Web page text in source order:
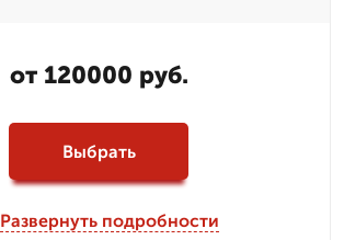
от 120000 руб.
Выбрать
Развернуть подробности